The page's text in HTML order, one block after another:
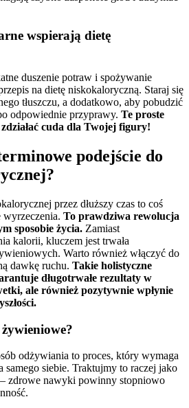
wspierają dietę
duszenie potraw i spożywanie
na dietę niskokaloryczną. Staraj się
tłuszczu, a dodatkowo, aby pobudzić
odpowiednie przyprawy. Te proste
cuda dla Twojej figury!
podejście do
przez dłuższy czas to coś
To prawdziwa rewolucja
sposobie życia. Zamiast
kalorii, kluczem jest trwała
Warto również włączyć do
dawkę ruchu. Takie holistyczne
długotrwałe rezultaty w
ale również pozytywnie wpłynie
odżywiania to proces, który wymaga
samego siebie. Traktujmy to raczej jako
zdrowe nawyki powinny stopniowo